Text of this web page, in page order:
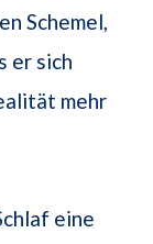
Schemel,
er sich
mehr
eine